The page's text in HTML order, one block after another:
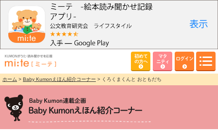
初めて
の方へ
マタ
ニティ
ログイン
ホーム > Baby Kumonえほん紹介コーナー > くろくまくんと おともだち